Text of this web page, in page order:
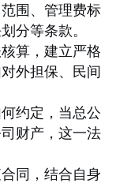
围、管理费标
分等条款。
核算，建立严格
外担保、民间
约定，当总公
财产，这一法
同，结合自身